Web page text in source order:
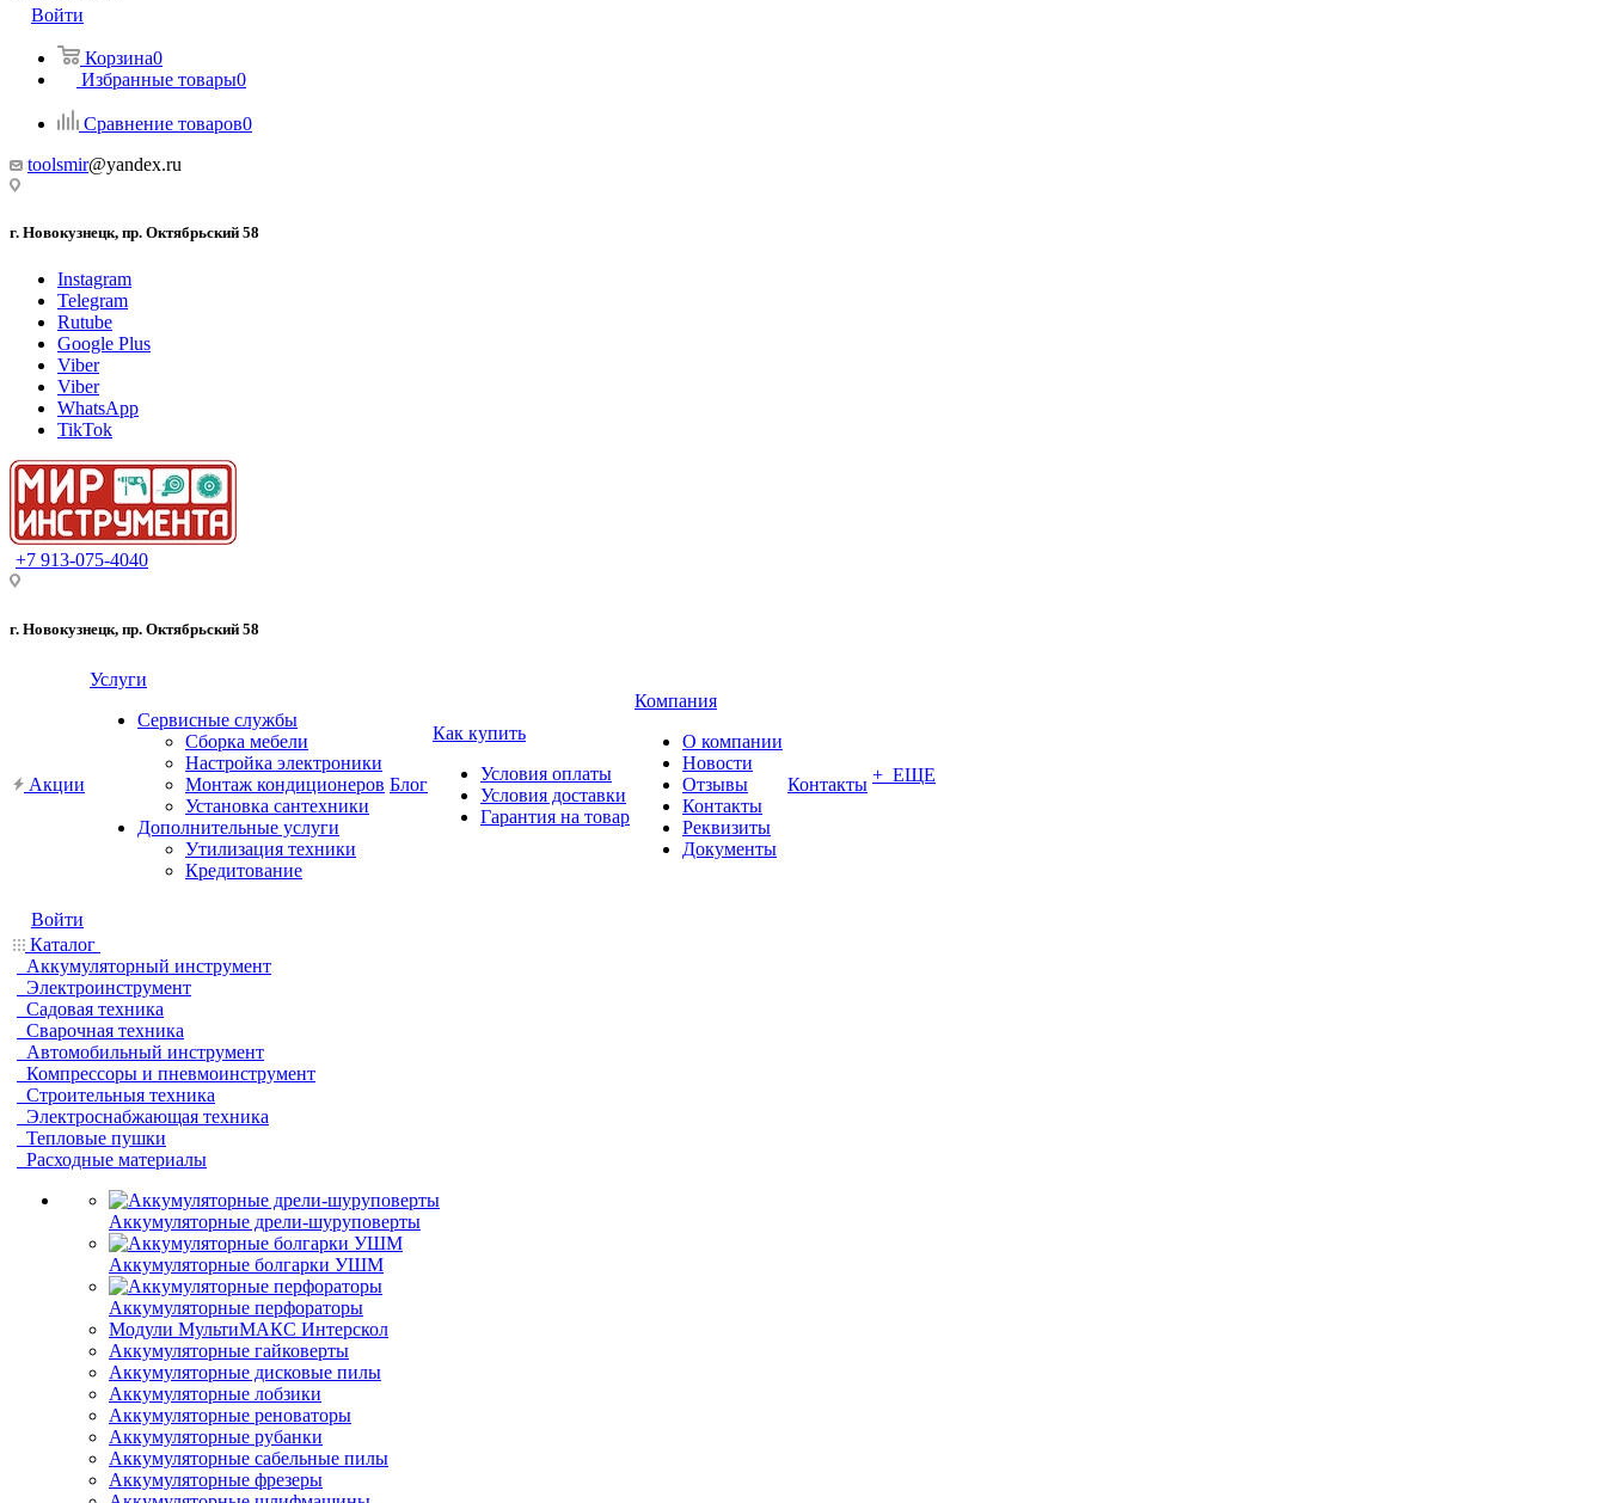
Войти
Корзина0
Избранные товары0
Сравнение товаров0
toolsmir@yandex.ru
г. Новокузнецк, пр. Октябрьский 58
Instagram
Telegram
Rutube
Google Plus
Viber
Viber
WhatsApp
TikTok
+7 913-075-4040
г. Новокузнецк, пр. Октябрьский 58
Акции
Услуги
Сервисные службы
Сборка мебели
Настройка электроники
Монтаж кондиционеров
Установка сантехники
Дополнительные услуги
Утилизация техники
Кредитование
Блог
Как купить
Условия оплаты
Условия доставки
Гарантия на товар
Компания
О компании
Новости
Отзывы
Контакты
Реквизиты
Документы
Контакты + ЕЩЕ
Войти
Каталог
Аккумуляторный инструмент
Электроинструмент
Садовая техника
Сварочная техника
Автомобильный инструмент
Компрессоры и пневмоинструмент
Строительныя техника
Электроснабжающая техника
Тепловые пушки
Расходные материалы
Аккумуляторные дрели-шуруповерты
Аккумуляторные болгарки УШМ
Аккумуляторные перфораторы
Модули МультиМАКС Интерскол
Аккумуляторные гайковерты
Аккумуляторные дисковые пилы
Аккумуляторные лобзики
Аккумуляторные реноваторы
Аккумуляторные рубанки
Аккумуляторные сабельные пилы
Аккумуляторные фрезеры